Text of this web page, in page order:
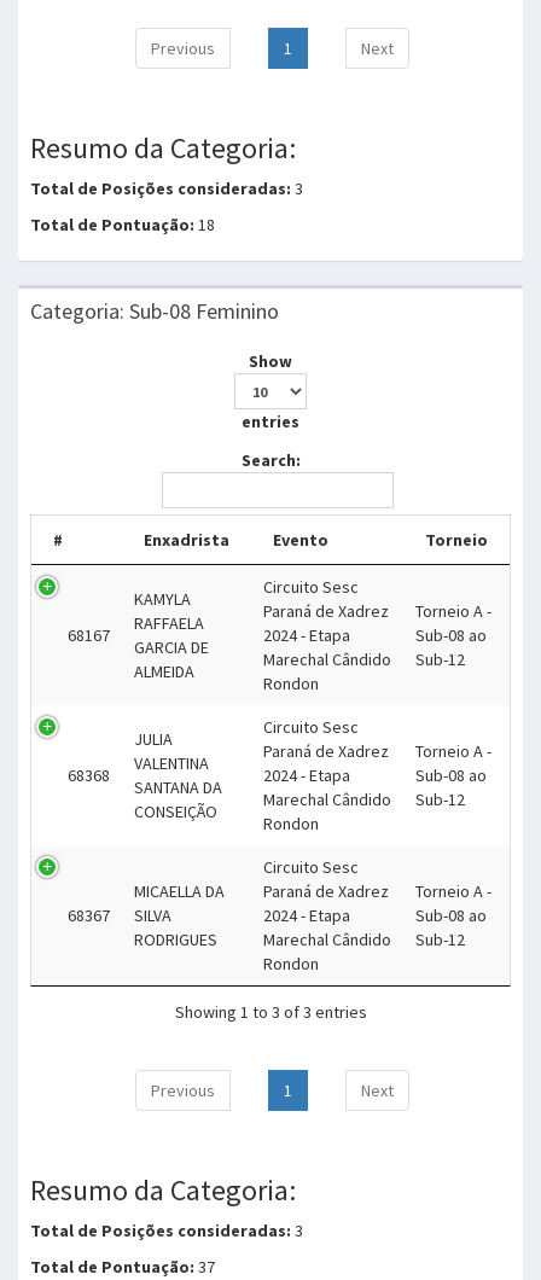
Previous 1 Next
Resumo da Categoria:
Total de Posições consideradas: 3
Total de Pontuação: 18
Categoria: Sub-08 Feminino
Show
entries
Search:
# Enxadrista Evento Torneio
68167
KAMYLA
RAFFAELA
GARCIA DE
ALMEIDA
Circuito Sesc
Paraná de Xadrez
2024 - Etapa
Marechal Cândido
Rondon
Torneio A -
Sub-08 ao
Sub-12
68368
JULIA
VALENTINA
SANTANA DA
CONSEIÇÃO
Circuito Sesc
Paraná de Xadrez
2024 - Etapa
Marechal Cândido
Rondon
Torneio A -
Sub-08 ao
Sub-12
68367
MICAELLA DA
SILVA
RODRIGUES
Circuito Sesc
Paraná de Xadrez
2024 - Etapa
Marechal Cândido
Rondon
Torneio A -
Sub-08 ao
Sub-12
Showing 1 to 3 of 3 entries
Previous 1 Next
Resumo da Categoria:
Total de Posições consideradas: 3
Total de Pontuação: 37